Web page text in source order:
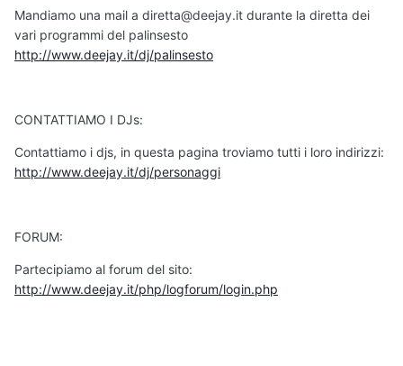
Mandiamo una mail a diretta@deejay.it durante la diretta dei
vari programmi del palinsesto
http://www.deejay.it/dj/palinsesto
CONTATTIAMO I DJs:
Contattiamo i djs, in questa pagina troviamo tutti i loro indirizzi:
http://www.deejay.it/dj/personaggi
FORUM:
Partecipiamo al forum del sito:
http://www.deejay.it/php/logforum/login.php